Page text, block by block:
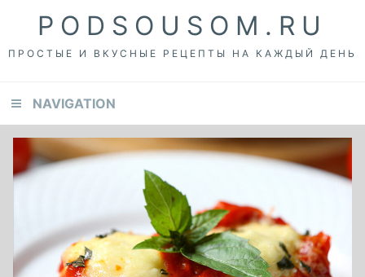
primary
content
footer
PODSOUSOM.RU
ПРОСТЫЕ И ВКУСНЫЕ РЕЦЕПТЫ НА КАЖДЫЙ ДЕНЬ
NAVIGATION